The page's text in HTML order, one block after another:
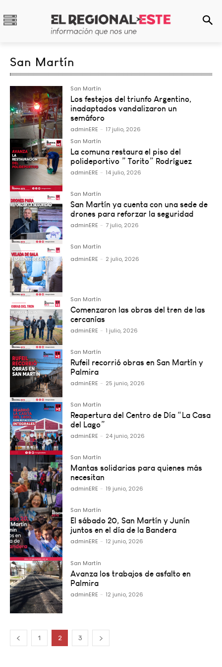
San Martín
San Martín
Los festejos del triunfo Argentino,
inadaptados vandalizaron un
semáforo
adminERE - 17 julio, 2026
San Martín
La comuna restaura el piso del
polideportivo ” Torito” Rodríguez
adminERE - 14 julio, 2026
San Martín
San Martín ya cuenta con una sede de
drones para reforzar la seguridad
adminERE - 7 julio, 2026
San Martín
adminERE - 2 julio, 2026
San Martín
Comenzaron las obras del tren de las
cercanías
adminERE - 1 julio, 2026
San Martín
Rufeil recorrió obras en San Martín y
Palmira
adminERE - 25 junio, 2026
San Martín
Reapertura del Centro de Día “La Casa
del Lago”
adminERE - 24 junio, 2026
San Martín
Mantas solidarias para quienes más
necesitan
adminERE - 19 junio, 2026
San Martín
El sábado 20, San Martín y Junín
juntos en el día de la Bandera
adminERE - 12 junio, 2026
San Martín
Avanza los trabajos de asfalto en
Palmira
adminERE - 12 junio, 2026
1 2 3